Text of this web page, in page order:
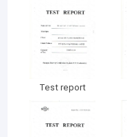
Test report